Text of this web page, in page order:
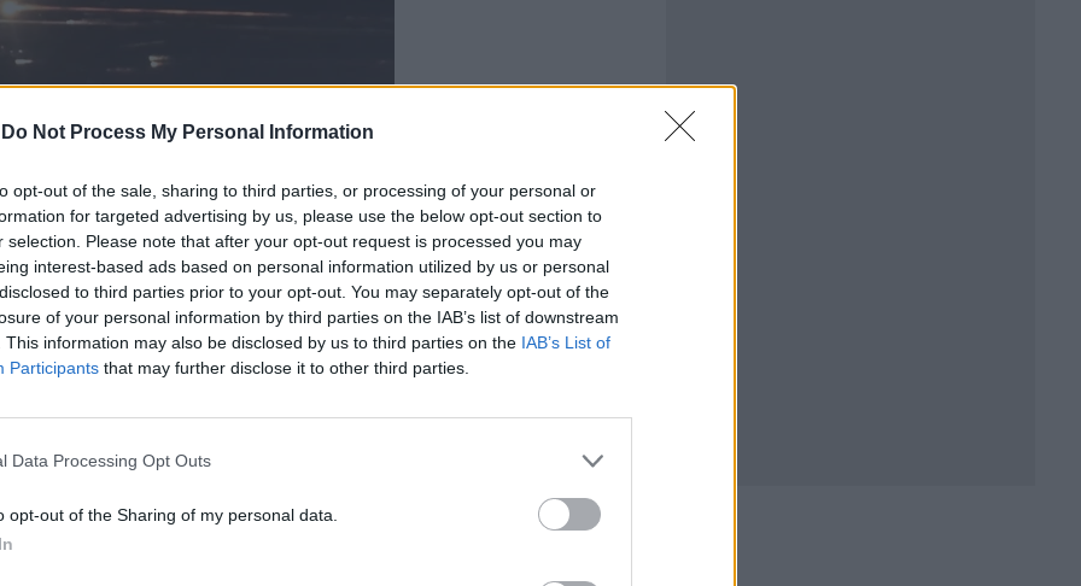
Do Not Process My Personal Information
opt-out of the sale, sharing to third parties, or processing of your personal or
for targeted advertising by us, please use the below opt-out section to
selection. Please note that after your opt-out request is processed you may
interest-based ads based on personal information utilized by us or personal
to third parties prior to your opt-out. You may separately opt-out of the
of your personal information by third parties on the IAB’s list of downstream
This information may also be disclosed by us to third parties on the IAB’s List of
Participants that may further disclose it to other third parties.
Data Processing Opt Outs
opt-out of the Sharing of my personal data.
данните,"за да разбере по-добре основната причина"
успехът идва от това, което научаваме, а днешният
на надеждността на Starship“.
повтаря неуспешно тестово изстрелване
от
мерки за безопасност, предприети от FAA,